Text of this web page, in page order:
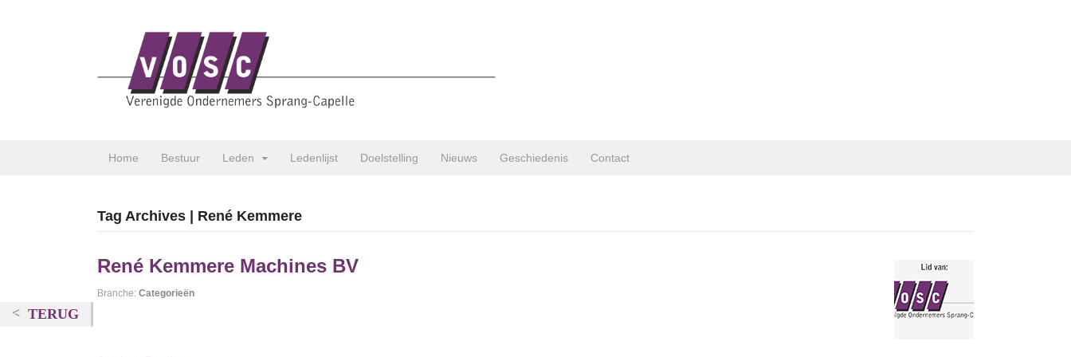
Home Bestuur Leden Ledenlijst Doelstelling Nieuws Geschiedenis Contact
Tag Archives | René Kemmere
René Kemmere Machines BV
Branche: Categorieën
TERUG